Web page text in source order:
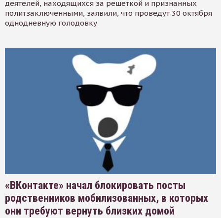
деятелей, находящихся за решеткой и признанных
политзаключенными, заявили, что проведут 30 октября
однодневную голодовку
«ВКонтакте» начал блокировать посты
родственников мобилизованных, в которых
они требуют вернуть близких домой